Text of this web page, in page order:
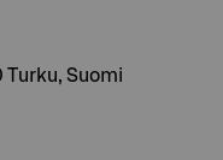
Suomi